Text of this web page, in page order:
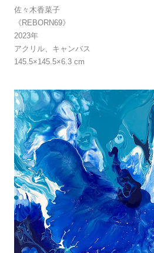
佐々木香菜子
《REBORN69》
2023年
アクリル、キャンバス
145.5×145.5×6.3 cm